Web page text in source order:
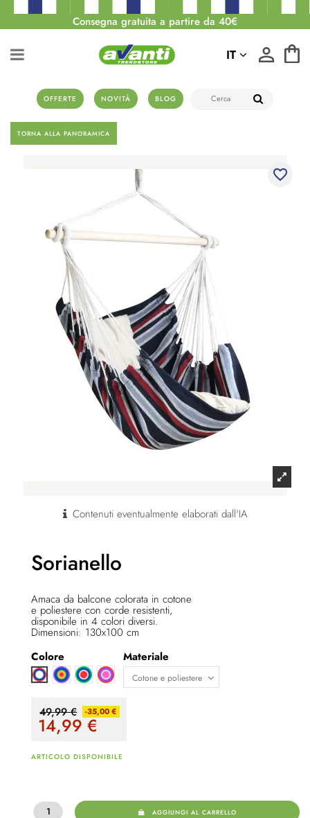
Consegna gratuita a partire da 40€
OFFERTE NOVITÀ BLOG
IT
TORNA ALLA PANORAMICA
favorite_border
Contenuti eventualmente elaborati dall'IA
Sorianello
Amaca da balcone colorata in cotone
e poliestere con corde resistenti,
disponibile in 4 colori diversi.
Dimensioni: 130x100 cm
Colore
Rosso/blu/celeste/bianco
Arcoblaeno
Verde/rosso/blu chiaro/rosso/blu
Rosso/viola/rosa
Materiale
49,99 € -35,00 €
14,99€
ARTICOLO DISPONIBILE
AGGIUNGI AL CARRELLO